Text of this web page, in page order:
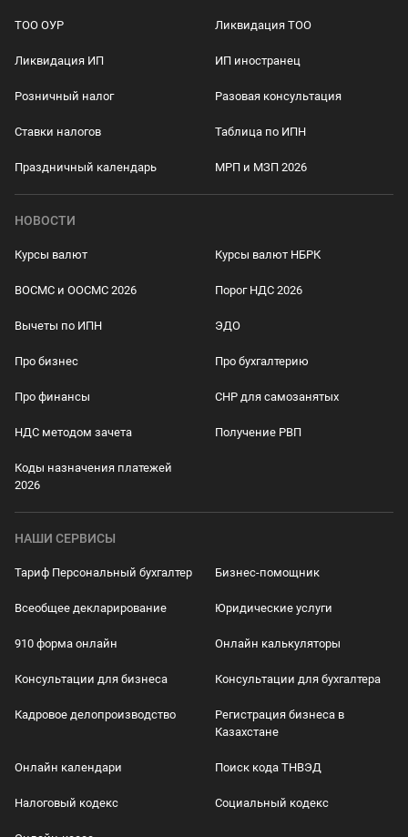
ТОО ОУР Ликвидация ТОО
Ликвидация ИП ИП иностранец
Розничный налог Разовая консультация
Ставки налогов Таблица по ИПН
Праздничный календарь МРП и МЗП 2026
НОВОСТИ
Курсы валют Курсы валют НБРК
ВОСМС и ООСМС 2026 Порог НДС 2026
Вычеты по ИПН ЭДО
Про бизнес Про бухгалтерию
Про финансы СНР для самозанятых
НДС методом зачета Получение РВП
Коды назначения платежей
2026
НАШИ СЕРВИСЫ
Тариф Персональный бухгалтер Бизнес-помощник
Всеобщее декларирование Юридические услуги
910 форма онлайн Онлайн калькуляторы
Консультации для бизнеса Консультации для бухгалтера
Кадровое делопроизводство
Регистрация бизнеса в
Казахстане
Онлайн календари Поиск кода ТНВЭД
Налоговый кодекс Социальный кодекс